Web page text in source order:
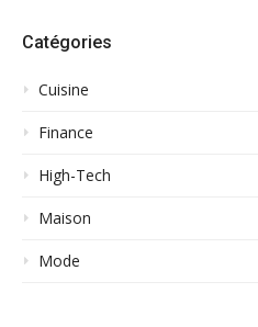
Catégories
Cuisine
Finance
High-Tech
Maison
Mode